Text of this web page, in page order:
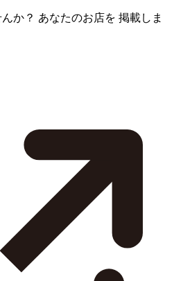
か？ あなたのお店を 掲載しま